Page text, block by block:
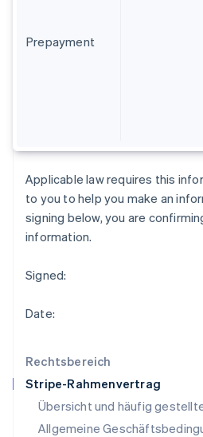
Rechtsbereich
Stripe-Rahmenvertrag
Übersicht und häufig
Allgemeine
Prepayment
Applicable law requires this
to you to help you make an
signing below, you are
information.
Signed:
Date:
English
EnglishItaliano
Lettland
Liechtenstein
Deutsch English
English
Malaysia
Malta
English
Mexiko
EspañolEnglish
Neuseeland